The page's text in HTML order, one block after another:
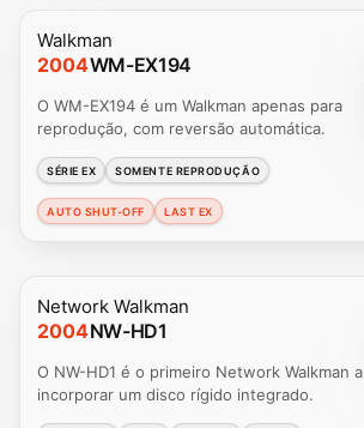
Walkman
2004WM-EX194
O WM-EX194 é um Walkman apenas para
reprodução, com reversão automática.
SÉRIE EX SOMENTE REPRODUÇÃO
AUTO SHUT-OFF LAST EX
Network Walkman
2004NW-HD1
O NW-HD1 é o primeiro Network Walkman a
incorporar um disco rígido integrado.